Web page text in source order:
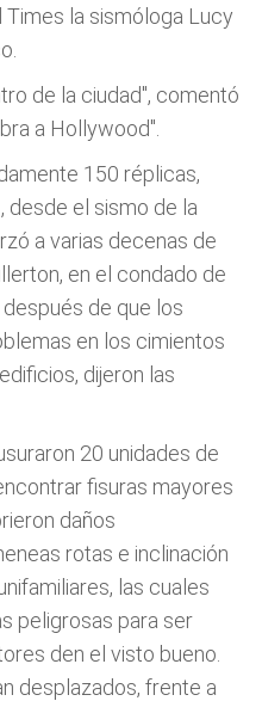
Times la sismóloga Lucy
de la ciudad", comentó
a Hollywood".
150 réplicas,
desde el sismo de la
a varias decenas de
en el condado de
de que los
en los cimientos
dijeron las
20 unidades de
fisuras mayores
daños
rotas e inclinación
las cuales
peligrosas para ser
den el visto bueno.
desplazados, frente a